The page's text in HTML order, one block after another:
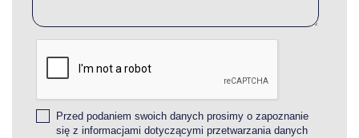
Przed podaniem swoich danych prosimy o zapoznanie
się z informacjami dotyczącymi przetwarzania danych